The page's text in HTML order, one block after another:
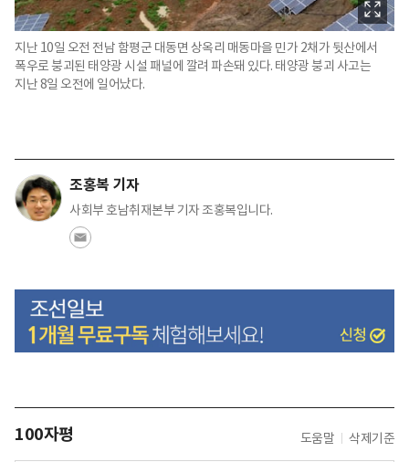
지난 10일 오전 전남 함평군 대동면 상옥리 매동마을 민가 2채가 뒷산에서
폭우로 붕괴된 태양광 시설 패널에 깔려 파손돼 있다. 태양광 붕괴 사고는
지난 8일 오전에 일어났다.
조홍복 기자
사회부 호남취재본부 기자 조홍복입니다.
100자평 도움말 삭제기준